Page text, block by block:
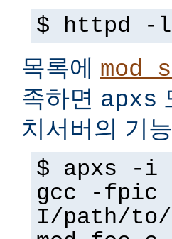
$ httpd -l
목록에
족하면 apxs
치서버의 기
$ apxs -i
gcc -fpic -
I/path/to/